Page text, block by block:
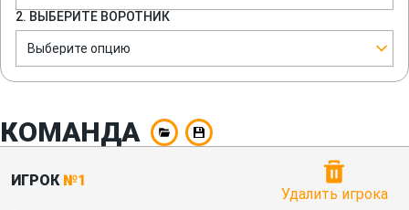
2. ВЫБЕРИТЕ ВОРОТНИК
Выберите опцию
КОМАНДА
ИГРОК №1
Удалить игрока